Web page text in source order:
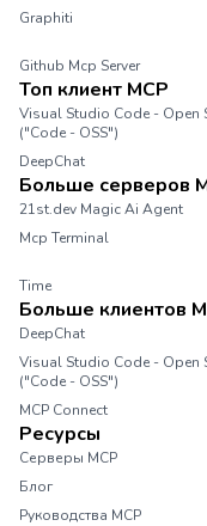
Graphiti
Github Mcp Server
Топ клиент MCP
Visual Studio Code - Open
("Code - OSS")
DeepChat
Больше серверов
21st.dev Magic Ai Agent
Mcp Terminal
Time
Больше клиентов
DeepChat
Visual Studio Code - Open
("Code - OSS")
MCP Connect
Ресурсы
Серверы MCP
Блог
Руководства MCP